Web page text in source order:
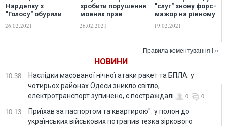
Нардепку з
"Голосу" обурили
партії з Офісом
26.02.2021
зробити порушення
мовних прав
послуг цілковито
26.02.2021
"слуг" знову форс-
мажор на рівному
19.02.2021
Правила коментування ! »
НОВИНИ
10:38
Наслідки масованої нічної атаки ракет та БПЛА: у
чотирьох районах Одеси зникло світло,
електротранспорт зупинено, є постраждалі
0 0
10:13
Приїхав за паспортом та квартирою": у полон до
українських військових потрапив тезка зіркового